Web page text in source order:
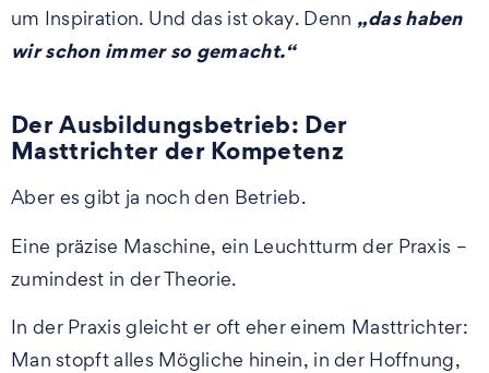
um Inspiration. Und das ist okay. Denn „das haben
wir schon immer so gemacht.“
Der Ausbildungsbetrieb: Der
Masttrichter der Kompetenz
Aber es gibt ja noch den Betrieb.
Eine präzise Maschine, ein Leuchtturm der Praxis –
zumindest in der Theorie.
In der Praxis gleicht er oft eher einem Masttrichter:
Man stopft alles Mögliche hinein, in der Hoffnung,